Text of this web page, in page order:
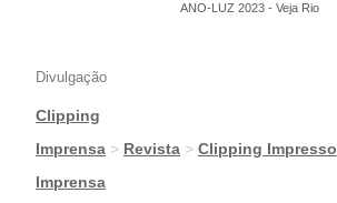
ANO-LUZ 2023 - Veja Rio
Divulgação
Clipping
|Imprensa > Revista > Clipping Impresso
|Imprensa